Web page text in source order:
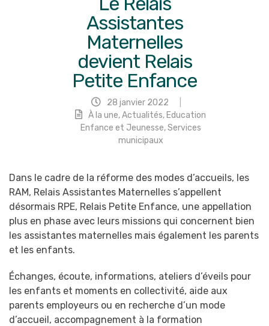
Assistantes
Maternelles
devient Relais
Petite Enfance
28 janvier 2022
À la une,Actualités, Education
Enfance et Jeunesse,Services
municipaux
Dans le cadre de la réforme des modes d’accueils, les
RAM, Relais Assistantes Maternelles s’appellent
désormais RPE, Relais Petite Enfance, une appellation
plus en phase avec leurs missions qui concernent bien
les assistantes maternelles mais également les parents
et les enfants.
Échanges, écoute, informations, ateliers d’éveils pour
les enfants et moments en collectivité, aide aux
parents employeurs ou en recherche d’un mode
d’accueil, accompagnement à la formation